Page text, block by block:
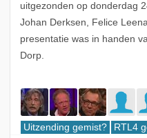
uitgezonden op donderdag
Johan Derksen, Felice
presentatie was in handen
Dorp.
Uitzending gemist? RTL4